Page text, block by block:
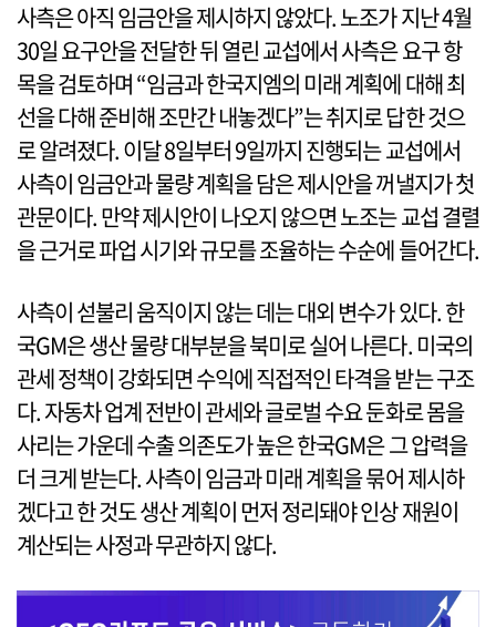
사측은 아직 임금안을 제시하지 않았다. 노조가 지난 4월
30일 요구안을 전달한 뒤 열린 교섭에서 사측은 요구 항
목을 검토하며 “임금과 한국지엠의 미래 계획에 대해 최
선을 다해 준비해 조만간 내놓겠다”는 취지로 답한 것으
로 알려졌다. 이달 8일부터 9일까지 진행되는 교섭에서
사측이 임금안과 물량 계획을 담은 제시안을 꺼낼지가 첫
관문이다. 만약 제시안이 나오지 않으면 노조는 교섭 결렬
을 근거로 파업 시기와 규모를 조율하는 수순에 들어간다.
사측이 섣불리 움직이지 않는 데는 대외 변수가 있다. 한
국GM은 생산 물량 대부분을 북미로 실어 나른다. 미국의
관세 정책이 강화되면 수익에 직접적인 타격을 받는 구조
다. 자동차 업계 전반이 관세와 글로벌 수요 둔화로 몸을
사리는 가운데 수출 의존도가 높은 한국GM은 그 압력을
더 크게 받는다. 사측이 임금과 미래 계획을 묶어 제시하
겠다고 한 것도 생산 계획이 먼저 정리돼야 인상 재원이
계산되는 사정과 무관하지 않다.